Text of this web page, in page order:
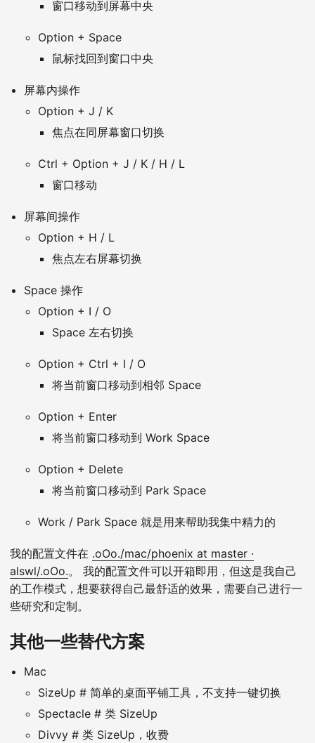
窗口移动到屏幕中央
Option + Space
鼠标找回到窗口中央
屏幕内操作
Option + J / K
焦点在同屏幕窗口切换
Ctrl + Option + J / K / H / L
窗口移动
屏幕间操作
Option + H / L
焦点左右屏幕切换
Space 操作
Option + I / O
Space 左右切换
Option + Ctrl + I / O
将当前窗口移动到相邻 Space
Option + Enter
将当前窗口移动到 Work Space
Option + Delete
将当前窗口移动到 Park Space
Work / Park Space 就是用来帮助我集中精力的
我的配置文件在 .oOo./mac/phoenix at master ·
alswl/.oOo.。 我的配置文件可以开箱即用，但这是我自己
的工作模式，想要获得自己最舒适的效果，需要自己进行一
些研究和定制。
其他一些替代方案
Mac
SizeUp # 简单的桌面平铺工具，不支持一键切换
Spectacle # 类 SizeUp
Divvy # 类 SizeUp，收费